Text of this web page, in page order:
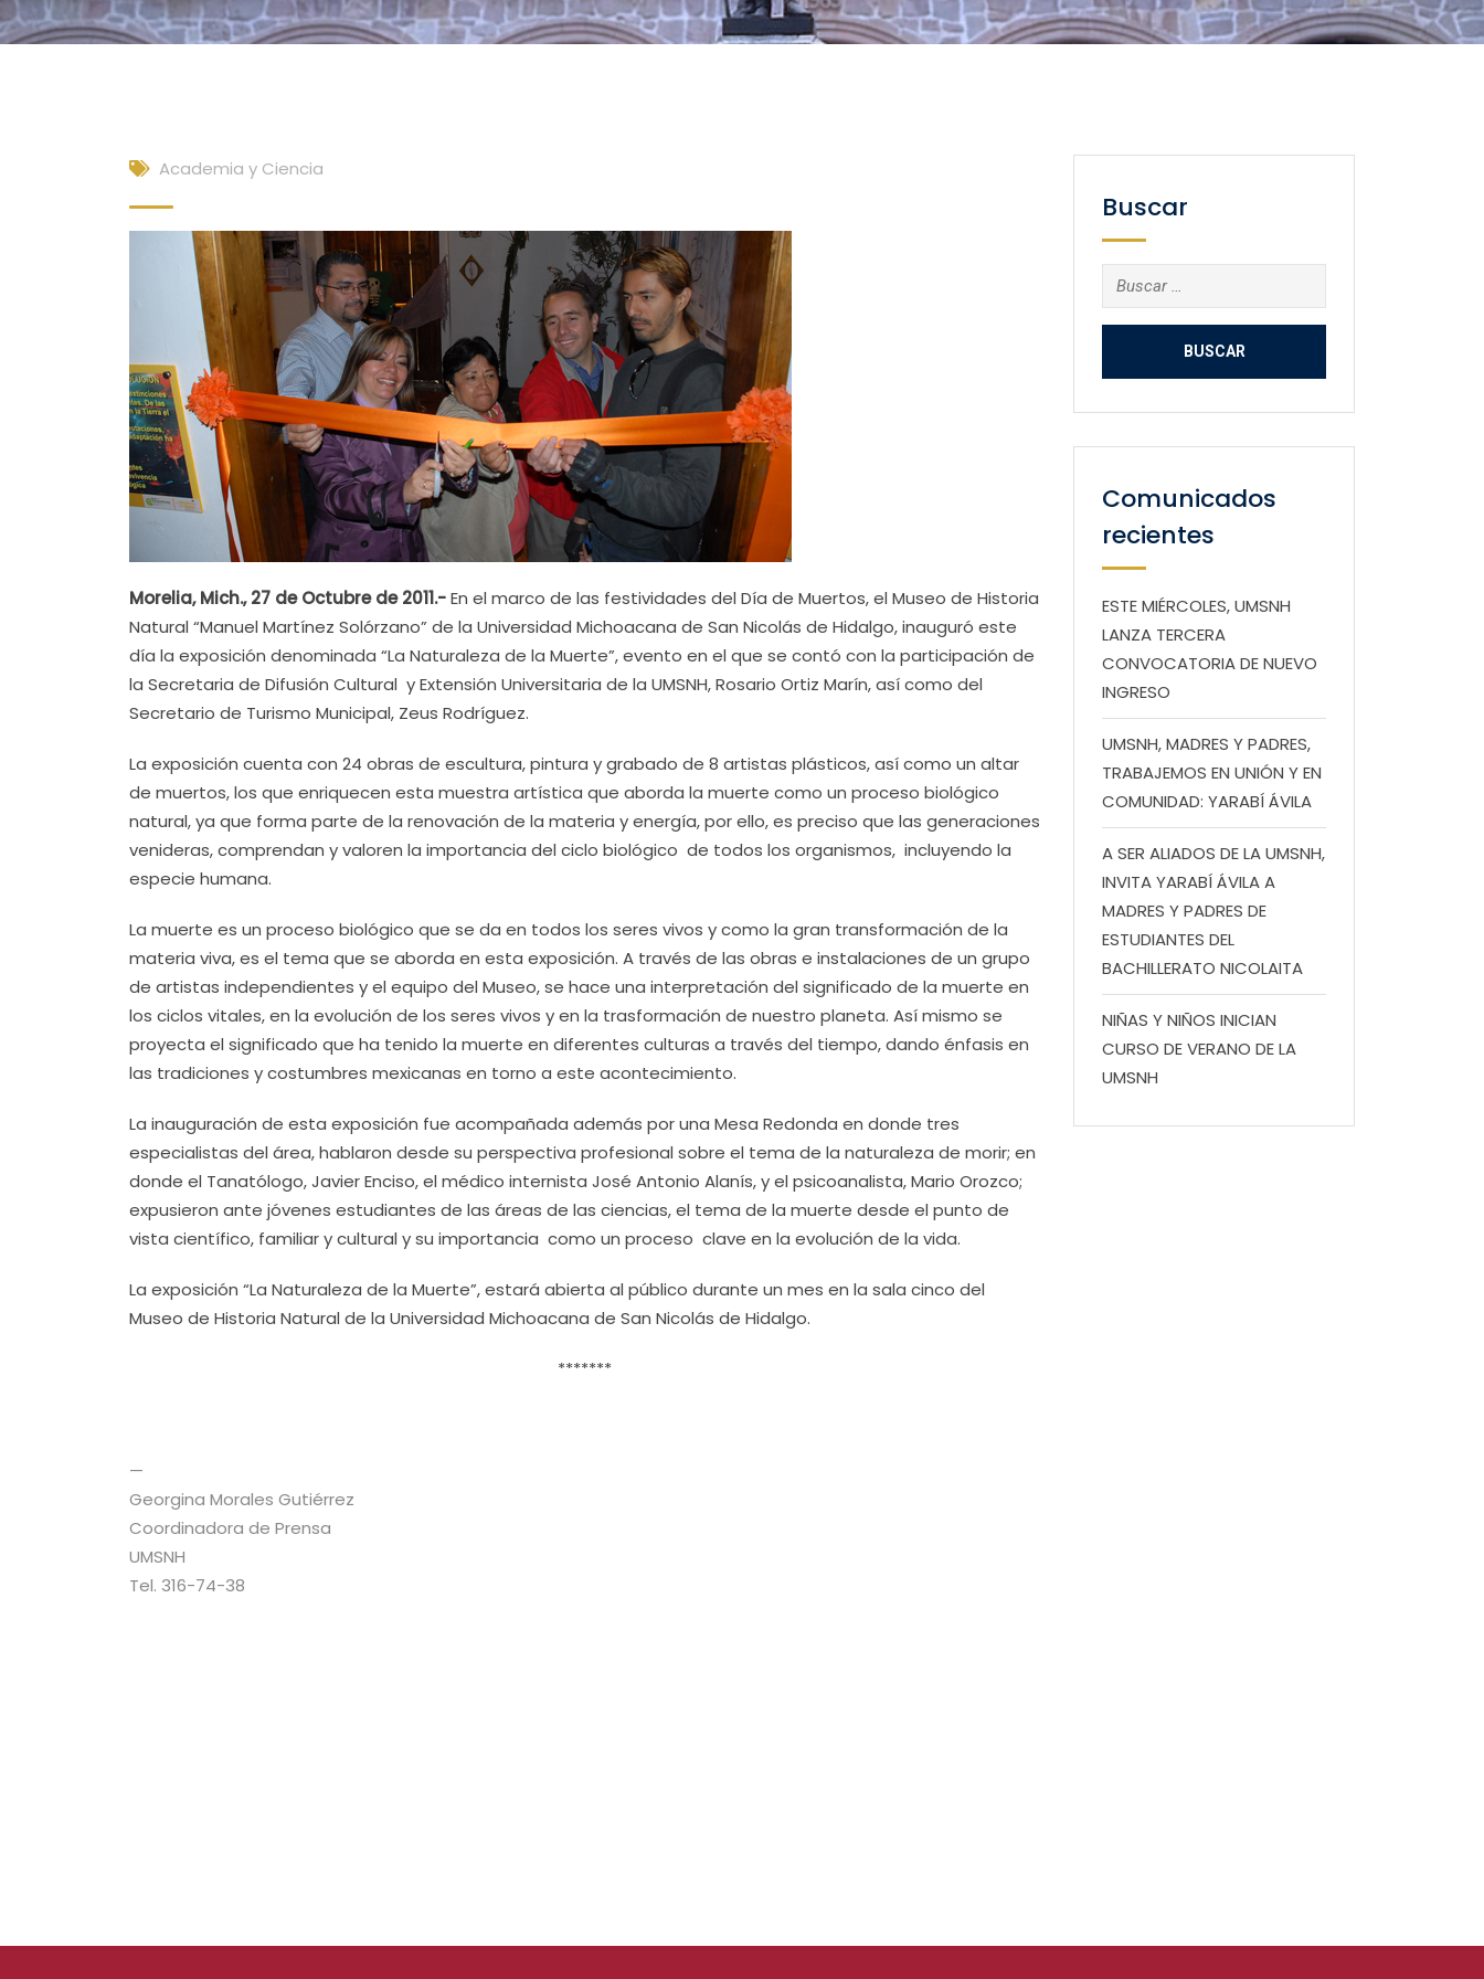
Academia y Ciencia
Morelia, Mich., 27 de Octubre de 2011.-En el marco de las festividades del Día de Muertos, el Museo de Historia
Natural “Manuel Martínez Solórzano” de la Universidad Michoacana de San Nicolás de Hidalgo, inauguró este
día la exposición denominada “La Naturaleza de la Muerte”, evento en el que se contó con la participación de
la Secretaria de Difusión Cultural y Extensión Universitaria de la UMSNH, Rosario Ortiz Marín, así como del
Secretario de Turismo Municipal, Zeus Rodríguez.
La exposición cuenta con 24 obras de escultura, pintura y grabado de 8 artistas plásticos, así como un altar
de muertos, los que enriquecen esta muestra artística que aborda la muerte como un proceso biológico
natural, ya que forma parte de la renovación de la materia y energía, por ello, es preciso que las generaciones
venideras, comprendan y valoren la importancia del ciclo biológico de todos los organismos, incluyendo la
especie humana.
La muerte es un proceso biológico que se da en todos los seres vivos y como la gran transformación de la
materia viva, es el tema que se aborda en esta exposición. A través de las obras e instalaciones de un grupo
de artistas independientes y el equipo del Museo, se hace una interpretación del significado de la muerte en
los ciclos vitales, en la evolución de los seres vivos y en la trasformación de nuestro planeta. Así mismo se
proyecta el significado que ha tenido la muerte en diferentes culturas a través del tiempo, dando énfasis en
las tradiciones y costumbres mexicanas en torno a este acontecimiento.
La inauguración de esta exposición fue acompañada además por una Mesa Redonda en donde tres
especialistas del área, hablaron desde su perspectiva profesional sobre el tema de la naturaleza de morir; en
donde el Tanatólogo, Javier Enciso, el médico internista José Antonio Alanís, y el psicoanalista, Mario Orozco;
expusieron ante jóvenes estudiantes de las áreas de las ciencias, el tema de la muerte desde el punto de
vista científico, familiar y cultural y su importancia como un proceso clave en la evolución de la vida.
La exposición “La Naturaleza de la Muerte”, estará abierta al público durante un mes en la sala cinco del
Museo de Historia Natural de la Universidad Michoacana de San Nicolás de Hidalgo.
*******
—
Georgina Morales Gutiérrez
Coordinadora de Prensa
UMSNH
Tel. 316-74-38
Buscar
Buscar:
Comunicados
recientes
ESTE MIÉRCOLES, UMSNH
LANZA TERCERA
CONVOCATORIA DE NUEVO
INGRESO
UMSNH, MADRES Y PADRES,
TRABAJEMOS EN UNIÓN Y EN
COMUNIDAD: YARABÍ ÁVILA
A SER ALIADOS DE LA UMSNH,
INVITA YARABÍ ÁVILA A
MADRES Y PADRES DE
ESTUDIANTES DEL
BACHILLERATO NICOLAITA
NIÑAS Y NIÑOS INICIAN
CURSO DE VERANO DE LA
UMSNH